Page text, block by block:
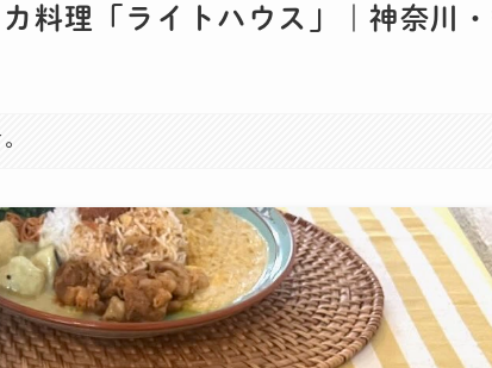
料理「ライトハウス」｜神奈川